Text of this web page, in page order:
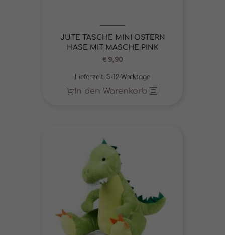
JUTE TASCHE MINI OSTERN
HASE MIT MASCHE PINK
€ 9,90
Lieferzeit: 5-12 Werktage
In den Warenkorb